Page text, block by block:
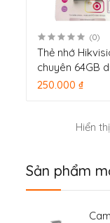
Sản phẩm
(0)
Thẻ nhớ
chuyên 64GB dùng
cho camera
250.000 ₫
Hiển